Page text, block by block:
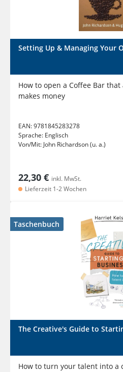
Setting Up & Managing Your
How to open a Coffee Bar
makes money
EAN:9781845283278
Sprache: Englisch
Von/Mit: John Richardson (u. a.)
22,30 € inkl. MwSt.
Lieferzeit 1-2 Wochen
Taschenbuch
The Creative's Guide to
How to turn your talent into a